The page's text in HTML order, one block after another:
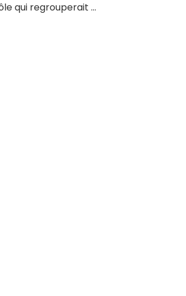
qui regrouperait ...